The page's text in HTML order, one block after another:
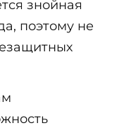
знойная
поэтому не